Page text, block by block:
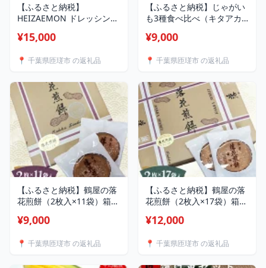
【ふるさと納税】
HEIZAEMON ドレッシング
¥15,000
📍 千葉県匝瑳市 の返礼品
【ふるさと納税】じゃがい
も3種食べ比べ（キタアカ
計約6kg ／ じゃがいも ジ
リ とうや メークイン いも
地直送 野菜 6kg 千葉県 送
料無料
¥9,000
📍 千葉県匝瑳市 の返礼品
【ふるさと納税】鶴屋の落
花煎餅（2枚入×11袋）箱入
プレゼント せんべい 送料
¥9,000
📍 千葉県匝瑳市 の返礼品
【ふるさと納税】鶴屋の落
花煎餅（2枚入×17袋）箱入
プレゼント せんべい 送料
¥12,000
📍 千葉県匝瑳市 の返礼品